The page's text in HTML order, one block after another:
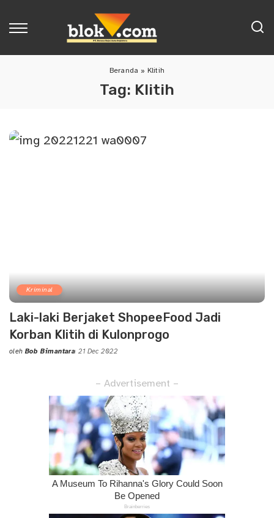
Beranda » Klitih
Tag: Klitih
Kriminal
Laki-laki Berjaket ShopeeFood Jadi
Korban Klitih di Kulonprogo
Posted
oleh Bob Bimantara 21 Dec 2022
– Advertisement –